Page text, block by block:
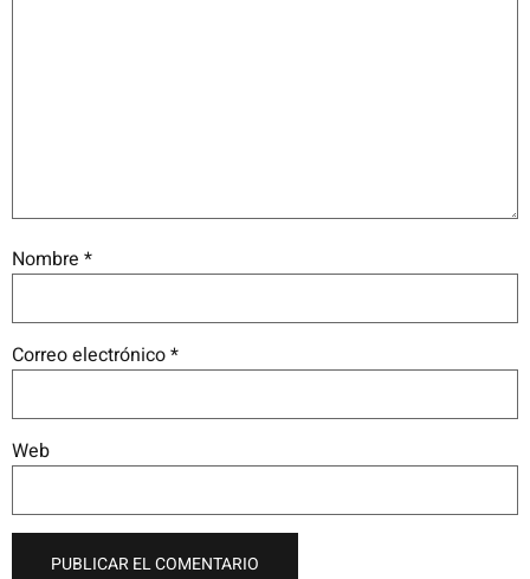
Nombre *
Correo electrónico*
Web